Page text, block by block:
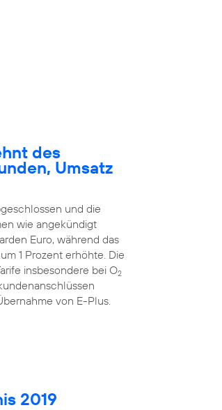
des
Umsatz
und die
wie angekündigt
Euro, während das
1 Prozent erhöhte. Die
insbesondere bei O2
von E-Plus.
2019